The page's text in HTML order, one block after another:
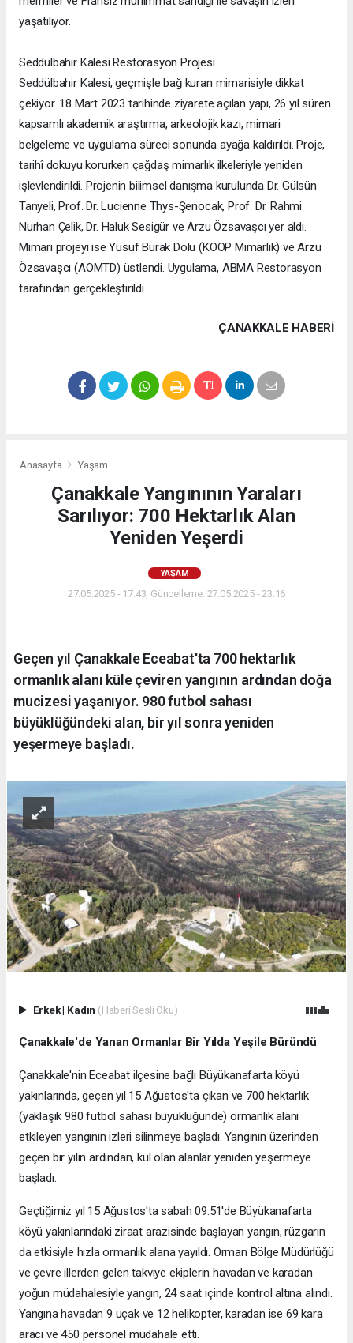
yaşatılıyor.
Seddülbahir Kalesi Restorasyon Projesi
Seddülbahir Kalesi, geçmişle bağ kuran mimarisiyle dikkat
çekiyor. 18 Mart 2023 tarihinde ziyarete açılan yapı, 26 yıl süren
kapsamlı akademik araştırma, arkeolojik kazı, mimari
belgeleme ve uygulama süreci sonunda ayağa kaldırıldı. Proje,
tarihî dokuyu korurken çağdaş mimarlık ilkeleriyle yeniden
işlevlendirildi. Projenin bilimsel danışma kurulunda Dr. Gülsün
Tanyeli, Prof. Dr. Lucienne Thys-Şenocak, Prof. Dr. Rahmi
Nurhan Çelik, Dr. Haluk Sesigür ve Arzu Özsavaşcı yer aldı.
Mimari projeyi ise Yusuf Burak Dolu (KOOP Mimarlık) ve Arzu
Özsavaşcı (AOMTD) üstlendi. Uygulama, ABMA Restorasyon
tarafından gerçekleştirildi.
ÇANAKKALE HABERİ
Anasayfa Yaşam
Çanakkale Yangınının Yaraları
Sarılıyor: 700 Hektarlık Alan
Yeniden Yeşerdi
YAŞAM
27.05.2025 - 17:43, Güncelleme: 27.05.2025 - 23:16
Geçen yıl Çanakkale Eceabat'ta 700 hektarlık
ormanlık alanı küle çeviren yangının ardından doğa
mucizesi yaşanıyor. 980 futbol sahası
büyüklüğündeki alan, bir yıl sonra yeniden
yeşermeye başladı.
Erkek| Kadın (Haberi Sesli Oku)
Çanakkale'de Yanan Ormanlar Bir Yılda Yeşile Büründü
Çanakkale'nin Eceabat ilçesine bağlı Büyükanafarta köyü
yakınlarında, geçen yıl 15 Ağustos'ta çıkan ve 700 hektarlık
(yaklaşık 980 futbol sahası büyüklüğünde) ormanlık alanı
etkileyen yangının izleri silinmeye başladı. Yangının üzerinden
geçen bir yılın ardından, kül olan alanlar yeniden yeşermeye
başladı.
Geçtiğimiz yıl 15 Ağustos'ta sabah 09.51'de Büyükanafarta
köyü yakınlarındaki ziraat arazisinde başlayan yangın, rüzgarın
da etkisiyle hızla ormanlık alana yayıldı. Orman Bölge Müdürlüğü
ve çevre illerden gelen takviye ekiplerin havadan ve karadan
yoğun müdahalesiyle yangın, 24 saat içinde kontrol altına alındı.
Yangına havadan 9 uçak ve 12 helikopter, karadan ise 69 kara
aracı ve 450 personel müdahale etti.